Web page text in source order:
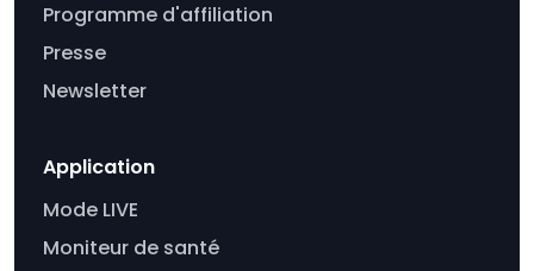
Programme d'affiliation
Presse
Newsletter
Application
Mode LIVE
Moniteur de santé